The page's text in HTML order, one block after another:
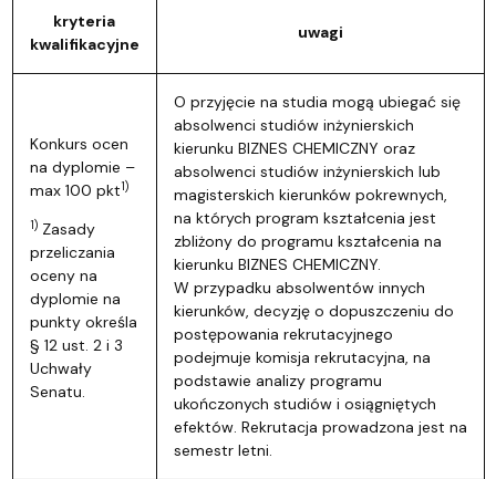
kryteria
kwalifikacyjne
uwagi
Konkurs ocen
na dyplomie –
max 100 pkt1)
1)Zasady
przeliczania
oceny na
dyplomie na
punkty określa
§ 12 ust. 2 i 3
Uchwały
Senatu.
O przyjęcie na studia mogą ubiegać się
absolwenci studiów inżynierskich
kierunku BIZNES CHEMICZNY oraz
absolwenci studiów inżynierskich lub
magisterskich kierunków pokrewnych,
na których program kształcenia jest
zbliżony do programu kształcenia na
kierunku BIZNES CHEMICZNY.
W przypadku absolwentów innych
kierunków, decyzję o dopuszczeniu do
postępowania rekrutacyjnego
podejmuje komisja rekrutacyjna, na
podstawie analizy programu
ukończonych studiów i osiągniętych
efektów. Rekrutacja prowadzona jest na
semestr letni.